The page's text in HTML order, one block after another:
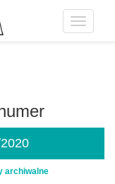
Toggle
archiwalne